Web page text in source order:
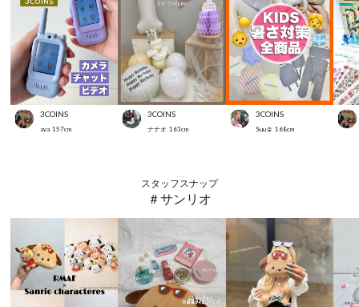
3COINS
aya 157cm
3COINS
ナナオ 163cm
3COINS
Suu☺︎ 168cm
スタッフスナップ
＃サンリオ